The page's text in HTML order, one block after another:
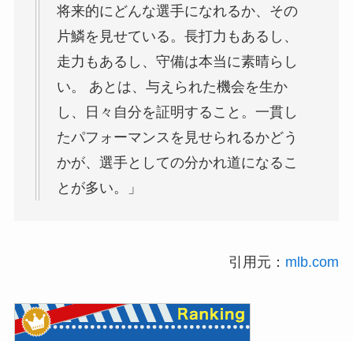
将来的にどんな選手になれるか、その
片鱗を見せている。長打力もあるし、
走力もあるし、守備は本当に素晴らし
い。 あとは、与えられた機会を生か
し、日々自分を証明すること。一貫し
たパフォーマンスを見せられるかどう
かが、選手としての分かれ道になるこ
とが多い。」
引用元： mlb.com